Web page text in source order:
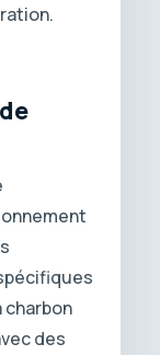
charbon
des